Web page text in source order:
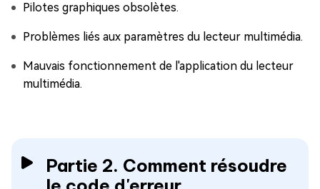
Pilotes graphiques obsolètes.
Problèmes liés aux paramètres du lecteur multimédia.
Mauvais fonctionnement de l'application du lecteur
multimédia.
Partie 2. Comment résoudre